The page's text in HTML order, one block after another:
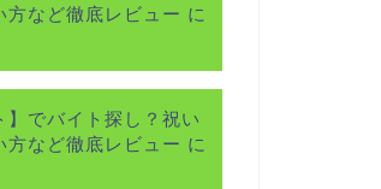
方など徹底レビュー に
】でバイト探し？祝い
方など徹底レビュー に